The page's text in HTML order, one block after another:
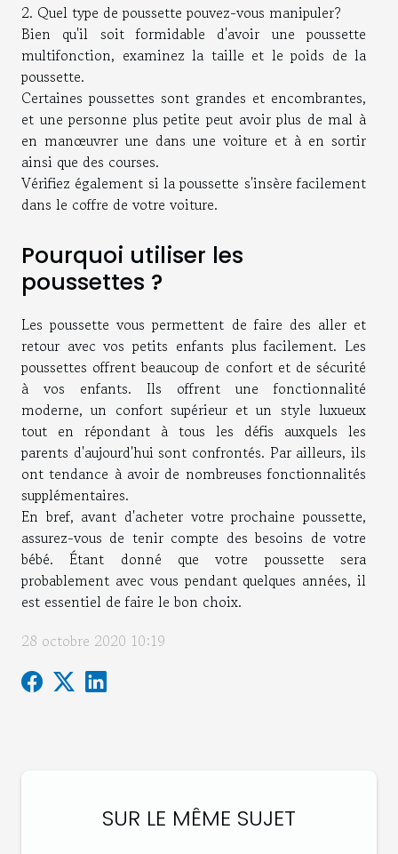
2. Quel type de poussette pouvez-vous manipuler?
Bien qu'il soit formidable d'avoir une poussette
multifonction, examinez la taille et le poids de la
poussette.
Certaines poussettes sont grandes et encombrantes,
et une personne plus petite peut avoir plus de mal à
en manœuvrer une dans une voiture et à en sortir
ainsi que des courses.
Vérifiez également si la poussette s'insère facilement
dans le coffre de votre voiture.
Pourquoi utiliser les
poussettes ?
Les poussette vous permettent de faire des aller et
retour avec vos petits enfants plus facilement. Les
poussettes offrent beaucoup de confort et de sécurité
à vos enfants. Ils offrent une fonctionnalité
moderne, un confort supérieur et un style luxueux
tout en répondant à tous les défis auxquels les
parents d'aujourd'hui sont confrontés. Par ailleurs, ils
ont tendance à avoir de nombreuses fonctionnalités
supplémentaires.
En bref, avant d'acheter votre prochaine poussette,
assurez-vous de tenir compte des besoins de votre
bébé. Étant donné que votre poussette sera
probablement avec vous pendant quelques années, il
est essentiel de faire le bon choix.
28 octobre 2020 10:19
SUR LE MÊME SUJET